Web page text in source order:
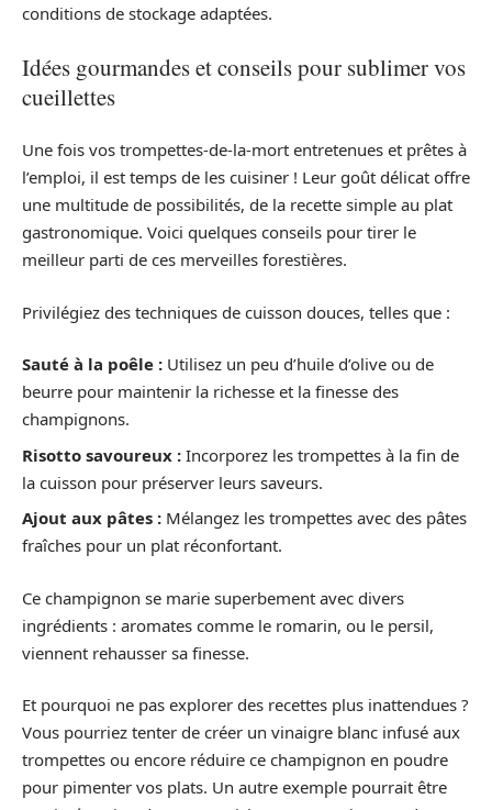
conditions de stockage adaptées.
Idées gourmandes et conseils pour sublimer vos
cueillettes
Une fois vos trompettes-de-la-mort entretenues et prêtes à
l’emploi, il est temps de les cuisiner ! Leur goût délicat offre
une multitude de possibilités, de la recette simple au plat
gastronomique. Voici quelques conseils pour tirer le
meilleur parti de ces merveilles forestières.
Privilégiez des techniques de cuisson douces, telles que :
Sauté à la poêle : Utilisez un peu d’huile d’olive ou de
beurre pour maintenir la richesse et la finesse des
champignons.
Risotto savoureux : Incorporez les trompettes à la fin de
la cuisson pour préserver leurs saveurs.
Ajout aux pâtes : Mélangez les trompettes avec des pâtes
fraîches pour un plat réconfortant.
Ce champignon se marie superbement avec divers
ingrédients : aromates comme le romarin, ou le persil,
viennent rehausser sa finesse.
Et pourquoi ne pas explorer des recettes plus inattendues ?
Vous pourriez tenter de créer un vinaigre blanc infusé aux
trompettes ou encore réduire ce champignon en poudre
pour pimenter vos plats. Un autre exemple pourrait être